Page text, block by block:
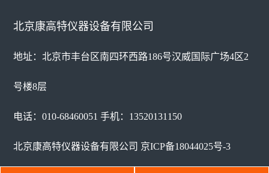
北京康高特仪器设备有限公司
地址：北京市丰台区南四环西路186号汉威国际广场4区2
号楼8层
电话：010-68460051 手机：13520131150
北京康高特仪器设备有限公司 京ICP备18044025号-3